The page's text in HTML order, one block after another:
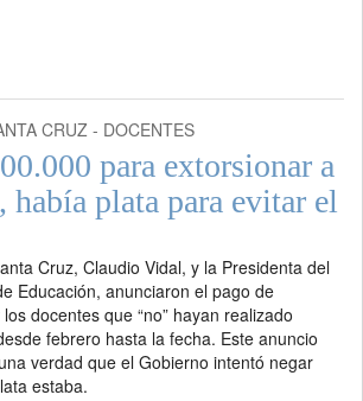
CRUZ - DOCENTES
para extorsionar a
había plata para evitar el
Cruz, Claudio Vidal, y la Presidenta del
Educación, anunciaron el pago de
docentes que “no” hayan realizado
febrero hasta la fecha. Este anuncio
verdad que el Gobierno intentó negar
estaba.